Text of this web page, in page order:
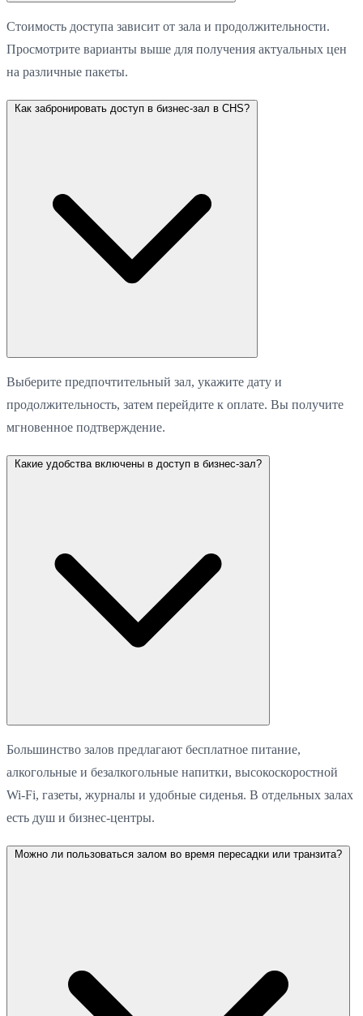
Стоимость доступа зависит от зала и продолжительности.
Просмотрите варианты выше для получения актуальных цен
на различные пакеты.
Как забронировать доступ в бизнес-зал в CHS?
Выберите предпочтительный зал, укажите дату и
продолжительность, затем перейдите к оплате. Вы получите
мгновенное подтверждение.
Какие удобства включены в доступ в бизнес-зал?
Большинство залов предлагают бесплатное питание,
алкогольные и безалкогольные напитки, высокоскоростной
Wi-Fi, газеты, журналы и удобные сиденья. В отдельных залах
есть душ и бизнес-центры.
Можно ли пользоваться залом во время пересадки или транзита?